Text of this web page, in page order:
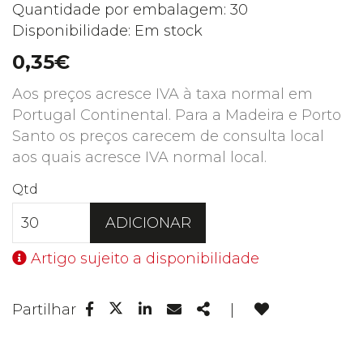
Quantidade por embalagem: 30
Disponibilidade: Em stock
0,35€
Aos preços acresce IVA à taxa normal em
Portugal Continental. Para a Madeira e Porto
Santo os preços carecem de consulta local
aos quais acresce IVA normal local.
Qtd
ADICIONAR
Artigo sujeito a disponibilidade
Partilhar
FacebookLinkedin
EmailShare